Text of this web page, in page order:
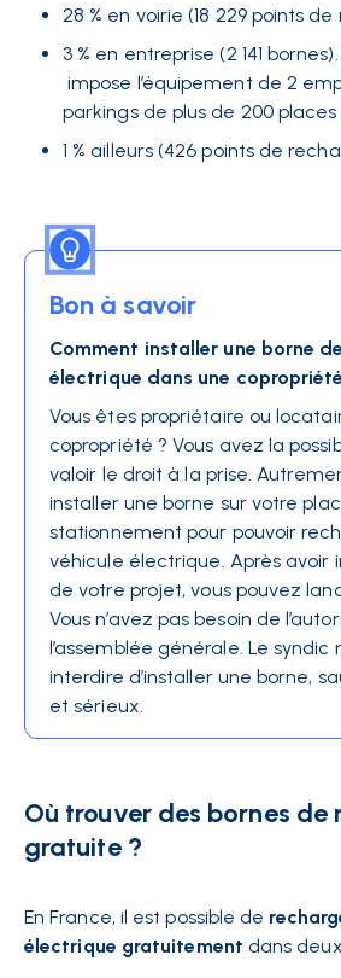
28 % en voirie (18 229 points
3 % en entreprise (2 141
impose l’équipement de 2
parkings de plus de 200 places
1 % ailleurs (426 points de
Bon à savoir
Comment installer une borne
électrique dans une
Vous êtes propriétaire ou
copropriété ? Vous avez la
valoir le droit à la prise.
installer une borne sur votre
stationnement pour pouvoir
véhicule électrique. Après avoir
de votre projet, vous pouvez
Vous n’avez pas besoin de
l’assemblée générale. Le syndic
interdire d’installer une borne,
et sérieux.
Où trouver des bornes de
gratuite ?
En France, il est possible de
électrique gratuitement dans